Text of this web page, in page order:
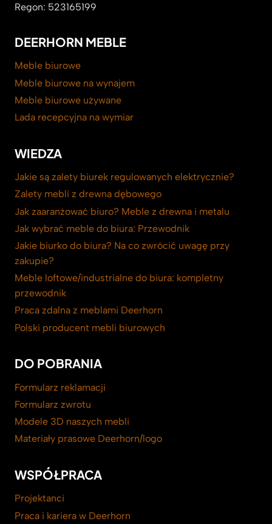
Regon: 523165199
DEERHORN MEBLE
Meble biurowe
Meble biurowe na wynajem
Meble biurowe używane
Lada recepcyjna na wymiar
WIEDZA
Jakie są zalety biurek regulowanych elektrycznie?
Zalety mebli z drewna dębowego
Jak zaaranżować biuro? Meble z drewna i metalu
Jak wybrać meble do biura: Przewodnik
Jakie biurko do biura? Na co zwrócić uwagę przy
zakupie?
Meble loftowe/industrialne do biura: kompletny
przewodnik
Praca zdalna z meblami Deerhorn
Polski producent mebli biurowych
DO POBRANIA
Formularz reklamacji
Formularz zwrotu
Modele 3D naszych mebli
Materiały prasowe Deerhorn/logo
WSPÓŁPRACA
Projektanci
Praca i kariera w Deerhorn